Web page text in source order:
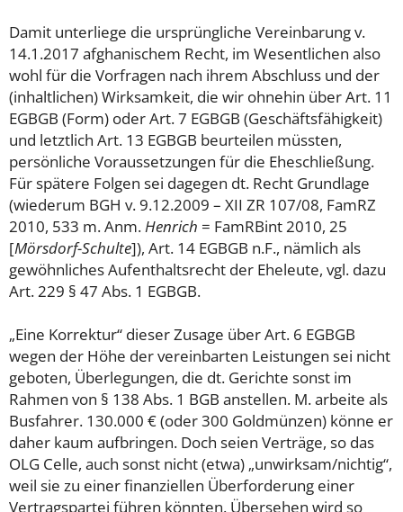
Damit unterliege die ursprüngliche Vereinbarung v.
14.1.2017 afghanischem Recht, im Wesentlichen also
wohl für die Vorfragen nach ihrem Abschluss und der
(inhaltlichen) Wirksamkeit, die wir ohnehin über Art. 11
EGBGB (Form) oder Art. 7 EGBGB (Geschäftsfähigkeit)
und letztlich Art. 13 EGBGB beurteilen müssten,
persönliche Voraussetzungen für die Eheschließung.
Für spätere Folgen sei dagegen dt. Recht Grundlage
(wiederum BGH v. 9.12.2009 – XII ZR 107/08, FamRZ
2010, 533 m. Anm.Henrich = FamRBint 2010, 25
[Mörsdorf-Schulte]), Art. 14 EGBGB n.F., nämlich als
gewöhnliches Aufenthaltsrecht der Eheleute, vgl. dazu
Art. 229 § 47 Abs. 1 EGBGB.
„Eine Korrektur“ dieser Zusage über Art. 6 EGBGB
wegen der Höhe der vereinbarten Leistungen sei nicht
geboten, Überlegungen, die dt. Gerichte sonst im
Rahmen von § 138 Abs. 1 BGB anstellen. M. arbeite als
Busfahrer. 130.000 € (oder 300 Goldmünzen) könne er
daher kaum aufbringen. Doch seien Verträge, so das
OLG Celle, auch sonst nicht (etwa) „unwirksam/nichtig“,
weil sie zu einer finanziellen Überforderung einer
Vertragspartei führen könnten. Übersehen wird so